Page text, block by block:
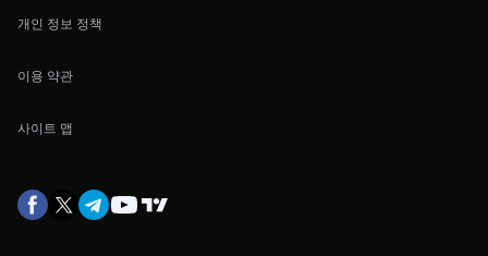
개인 정보 정책
이용 약관
사이트 맵